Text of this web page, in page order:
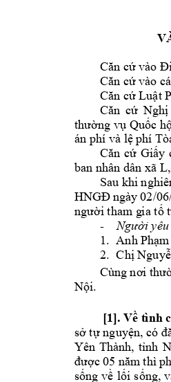
Căn cứ vào
Căn cứ vào
Căn cứ Luật
Căn cứ Nghị
thường vụ Quốc
án phí và lệ phí
Căn cứ Giấy
ban nhân dân xã L
Sau khi
HNGĐ ngày 02/06
người tham gia tố
-
Người yêu
1. Anh Phạ
2. Chị Nguyễ
Cùng nơi
Nội.
[1]. Về tình
sở tự nguyện, có
Yên Thành, tỉnh
được 05 năm thì
sống về lối sống, v